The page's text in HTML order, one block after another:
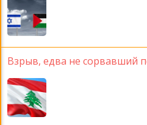
Взрыв, едва не сорвавший